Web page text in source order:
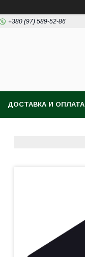
+380 (97) 589-52-86
ДОСТАВКА И ОПЛАТА